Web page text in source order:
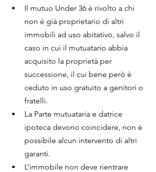
Il mutuo Under 36 è rivolto a chi
non è già proprietario di altri
immobili ad uso abitativo, salvo il
caso in cui il mutuatario abbia
acquisito la proprietà per
successione, il cui bene però è
ceduto in uso gratuito a genitori o
fratelli.
La Parte mutuataria e datrice
ipoteca devono coincidere, non è
possibile alcun intervento di altri
garanti.
L’immobile non deve rientrare